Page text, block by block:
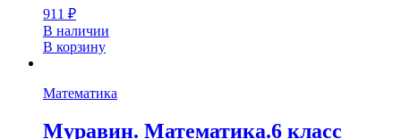
911 ₽
В наличии
В корзину
Математика
Муравин. Математика.6 класс